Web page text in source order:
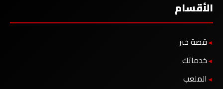
الأقسام
قصة خبر
خدماتك
الملعب